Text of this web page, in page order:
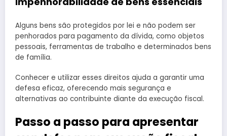
Alguns bens são protegidos por lei e não podem ser
penhorados para pagamento da dívida, como objetos
pessoais, ferramentas de trabalho e determinados bens
de família.
Conhecer e utilizar esses direitos ajuda a garantir uma
defesa eficaz, oferecendo mais segurança e
alternativas ao contribuinte diante da execução fiscal.
Passo a passo para apresentar